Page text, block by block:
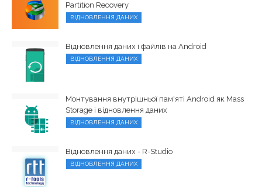
Partition Recovery
ВІДНОВЛЕННЯ ДАНИХ
Відновлення даних і файлів на Android
ВІДНОВЛЕННЯ ДАНИХ
Монтування внутрішньої пам'яті Android як Mass
Storage і відновлення даних
ВІДНОВЛЕННЯ ДАНИХ
Відновлення даних - R-Studio
ВІДНОВЛЕННЯ ДАНИХ